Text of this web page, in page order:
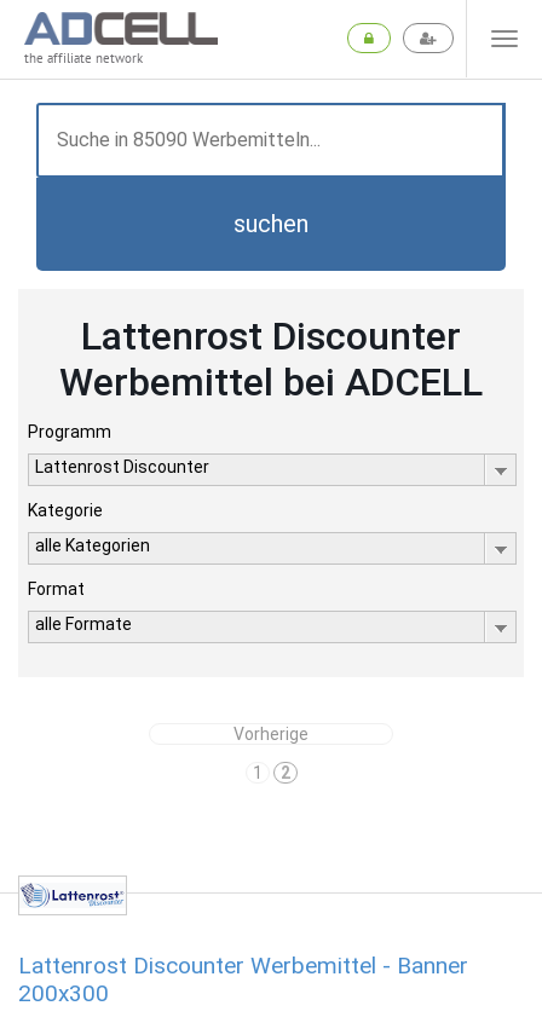
the affiliate network
suchen
Lattenrost Discounter
Werbemittel bei ADCELL
Programm
Lattenrost Discounter
Kategorie
alle Kategorien
Format
alle Formate
Vorherige
1
2
Lattenrost Discounter Werbemittel - Banner
200x300